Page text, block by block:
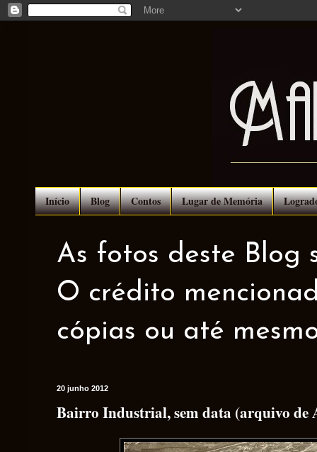
Início Blog Contos Lugar de Memória
As fotos deste Blog
O crédito
cópias ou até
20 junho 2012
Bairro Industrial, sem data (arquivo de